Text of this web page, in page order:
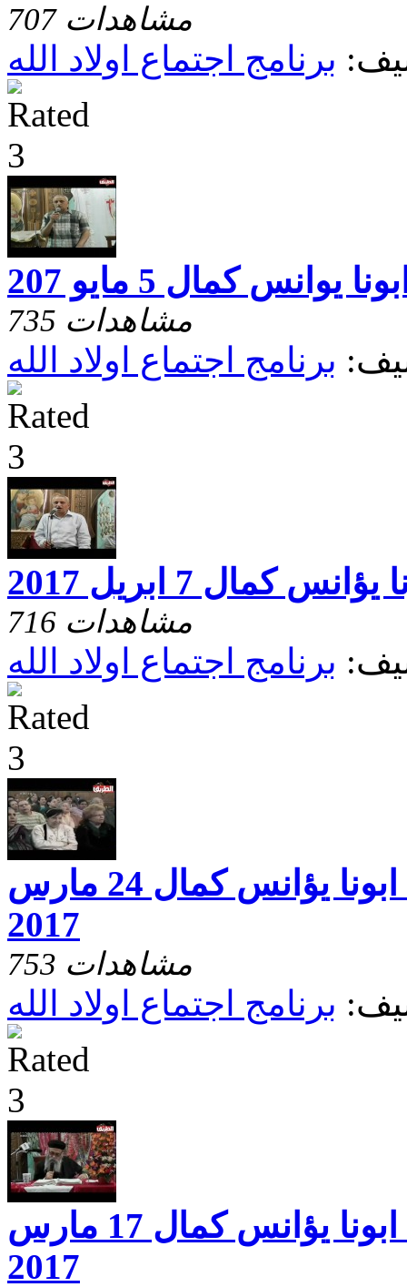
707 مشاهدات
برنامج اجتماع اولاد الله
يوانس كمال 5 مايو 207
735 مشاهدات
برنامج اجتماع اولاد الله
كمال 7 ابريل 2017
716 مشاهدات
برنامج اجتماع اولاد الله
اجتماع اولاد الله ابونا يؤانس كمال 24 مارس
2017
753 مشاهدات
برنامج اجتماع اولاد الله
اجتماع اولاد الله ابونا يؤانس كمال 17 مارس
2017